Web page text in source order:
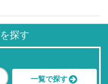
探す
一覧で探す